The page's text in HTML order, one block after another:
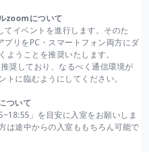
zoomについて
てイベントを進行します。そのた
リをPC・スマートフォン両方にダ
ようことを推奨いたします。
奨しており、なるべく通信環境が
トに臨むようにしてください。
ついて
」を目安に入室をお願いしま
は途中からの入室ももちろん可能で